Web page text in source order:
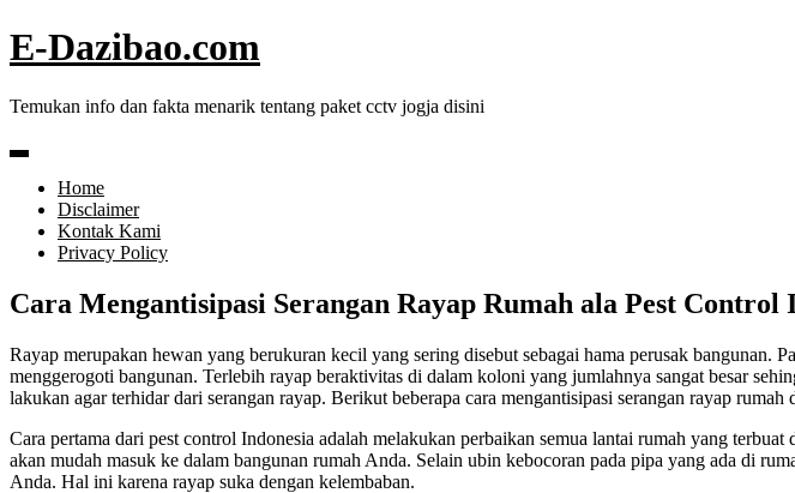
Skip
to
E-Dazibao.com
Temukan info dan fakta menarik tentang paket cctv jogja disini
Home
Disclaimer
Kontak Kami
Privacy Policy
Cara Mengantisipasi Serangan Rayap Rumah ala Pest Control
Rayap merupakan hewan yang berukuran kecil yang sering disebut sebagai hama perusak bangunan.
menggerogoti bangunan. Terlebih rayap beraktivitas di dalam koloni yang jumlahnya sangat besar
lakukan agar terhidar dari serangan rayap. Berikut beberapa cara mengantisipasi serangan rayap rumah
Cara pertama dari pest control Indonesia adalah melakukan perbaikan semua lantai rumah yang
akan mudah masuk ke dalam bangunan rumah Anda. Selain ubin kebocoran pada pipa yang ada di
Anda. Hal ini karena rayap suka dengan kelembaban.